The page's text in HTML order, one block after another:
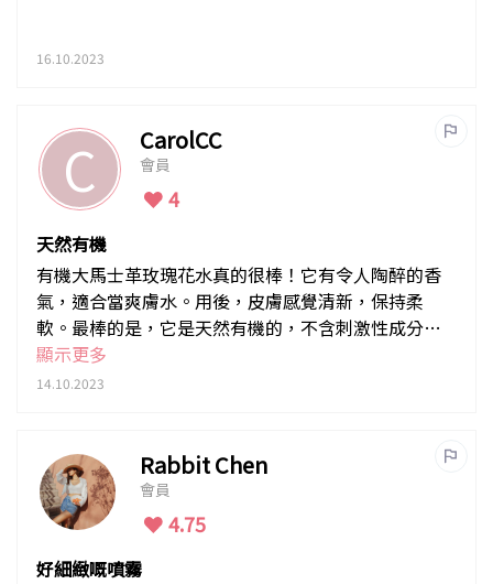
16.10.2023
C CarolCC
會員
4
天然有機
有機大馬士革玫瑰花水真的很棒！它有令人陶醉的香
氣，適合當爽膚水。用後，皮膚感覺清新，保持柔
軟。最棒的是，它是天然有機的，不含刺激性成分。
強烈推薦！
顯示更多
14.10.2023
Rabbit Chen
會員
4.75
好細緻嘅噴霧